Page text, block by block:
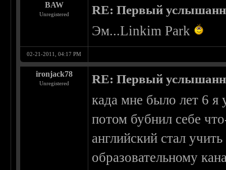
BAW
Unregistered RE: Первый
Эм...Linkim Park
02-21-2011, 04:17 PM
ironjack78
Unregistered RE: Первый
када мне было лет 6
потом бубнил себе
английский стал
образовательному